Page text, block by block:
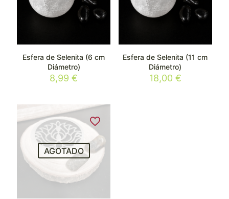
Esfera de Selenita (6 cm
Diámetro)
8,99€
Esfera de Selenita (11 cm
Diámetro)
18,00 €
AGOTADO